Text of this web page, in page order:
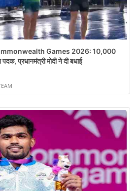
Games 2026: 10,000
प्रधानमंत्री मोदी ने दी बधाई